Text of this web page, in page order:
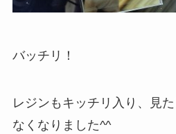
バッチリ！
レジンもキッチリ入り、見
なくなりました^^